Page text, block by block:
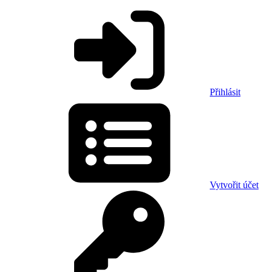
Přihlásit
Vytvořit účet